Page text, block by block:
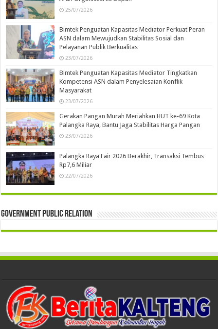
25/07/2026
Bimtek Penguatan Kapasitas Mediator Perkuat Peran
ASN dalam Mewujudkan Stabilitas Sosial dan
Pelayanan Publik Berkualitas
23/07/2026
Bimtek Penguatan Kapasitas Mediator Tingkatkan
Kompetensi ASN dalam Penyelesaian Konflik
Masyarakat
23/07/2026
Gerakan Pangan Murah Meriahkan HUT ke-69 Kota
Palangka Raya, Bantu Jaga Stabilitas Harga Pangan
23/07/2026
Palangka Raya Fair 2026 Berakhir, Transaksi Tembus
Rp7,6 Miliar
22/07/2026
Government Public Relation